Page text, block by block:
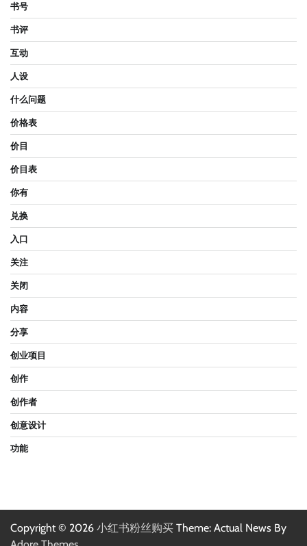
书号
书评
互动
人设
什么问题
价格表
价目
价目表
你有
兑换
入口
关注
关闭
内容
分享
创业项目
创作
创作者
创意设计
功能
Copyright © 2026 小红书粉丝购买 Theme: Actual News By